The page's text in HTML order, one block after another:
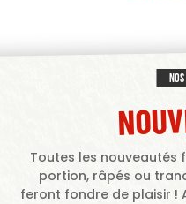
Toutes les nouveautés
portion, râpés ou
feront fondre de plaisir !